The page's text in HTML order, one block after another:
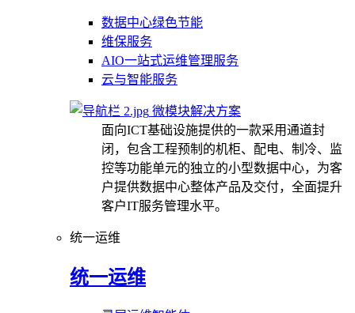
数据中心绿色节能
维保服务
AIO一站式运维管理服务
云与智能服务
微模块解决方案
面向ICT基础设施提供的一款采用通道封
闭，包含工程预制的机柜、配电、制冷、监
控等功能单元的独立的小型数据中心，为客
户提供数据中心整体产品及交付，全面提升
客户IT服务管理水平。
统一运维
统一运维